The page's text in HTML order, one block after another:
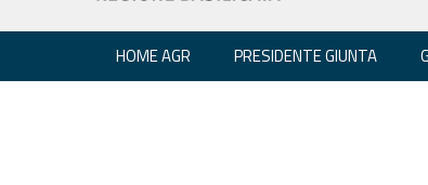
HOME AGR PRESIDENTE GIUNTA